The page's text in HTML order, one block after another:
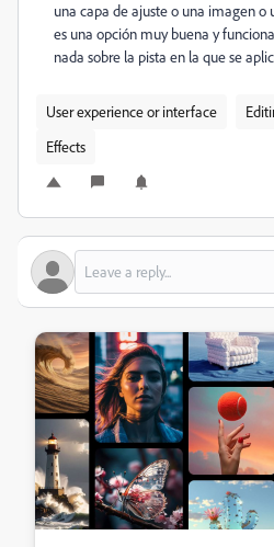
una capa de ajuste o una imagen o
es una opción muy buena y
nada sobre la pista en la que se
User experience or interface
Effects